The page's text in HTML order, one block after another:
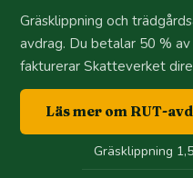
Gräsklippning och
avdrag. Du betalar 50 %
fakturerar Skatteverket
Läs mer om RUT-
Gräsklippning